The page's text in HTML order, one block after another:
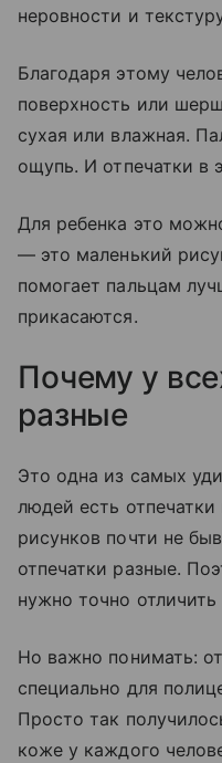
неровности и
Благодаря этому
поверхность или
сухая или влажная.
ощупь. И отпечатки в
Для ребенка это
— это маленький
помогает пальцам
прикасаются.
Почему у
разные
Это одна из самых
людей есть
рисунков почти не
отпечатки разные.
нужно точно отличить
Но важно понимать:
специально для
Просто так
коже у каждого